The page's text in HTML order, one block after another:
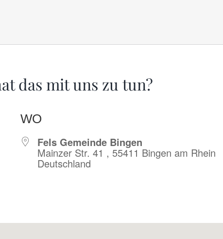
das mit uns zu tun?
WO
Fels Gemeinde Bingen
Mainzer Str. 41 , 55411 Bingen am Rhein
Deutschland